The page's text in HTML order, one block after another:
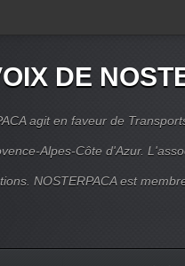
DE
agit en faveur de
Alpes-Côte d'Azur.
NOSTERPACA est